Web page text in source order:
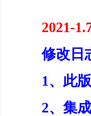
2021-
修改日
1、此
2、集